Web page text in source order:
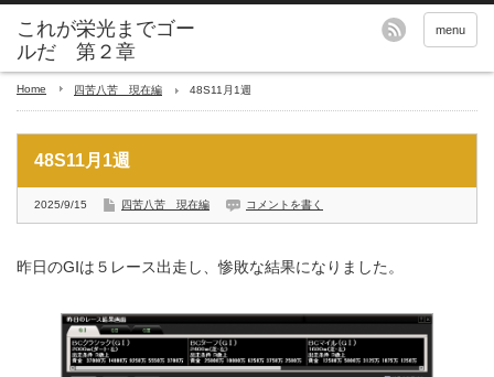
これが栄光までゴー
ルだ 第２章
menu
Home 四苦八苦 現在編 48S11月1週
48S11月1週
2025/9/15 四苦八苦 現在編 コメントを書く
昨日のGⅠは５レース出走し、惨敗な結果になりました。